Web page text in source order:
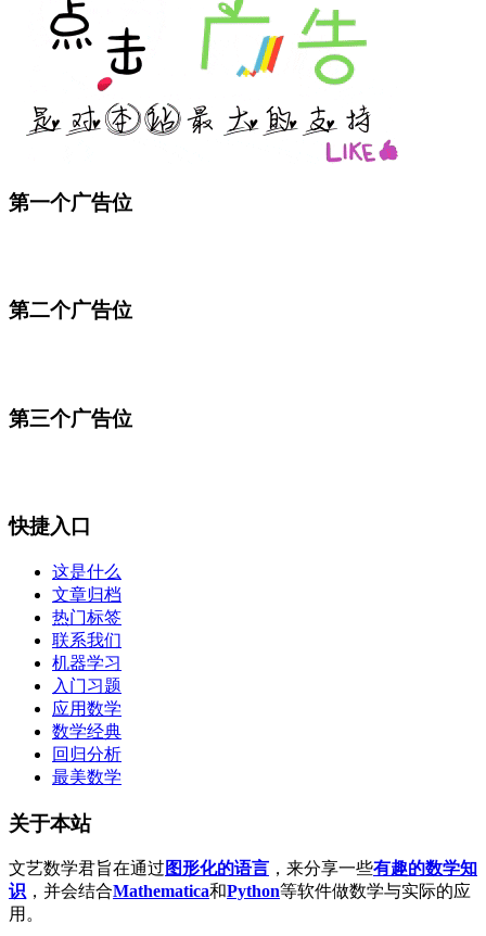
第一个广告位
第二个广告位
第三个广告位
快捷入口
这是什么
文章归档
热门标签
联系我们
机器学习
入门习题
应用数学
数学经典
回归分析
最美数学
关于本站
文艺数学君旨在通过 图形化的语言 ，来分享一些有趣的数学知
识 ，并会结合Mathematica和Python等软件做数学与实际的应
用。